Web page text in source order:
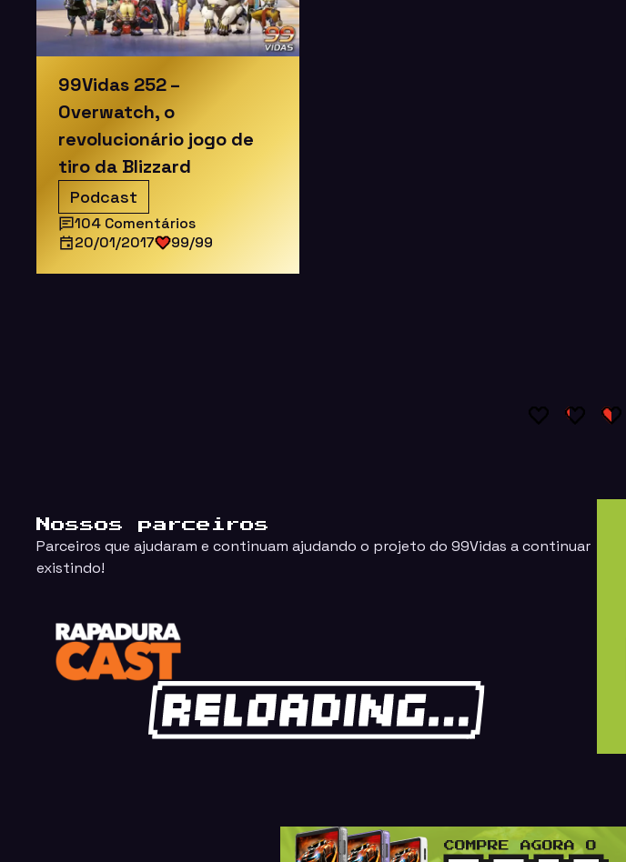
99Vidas 252 –
Overwatch, o
revolucionário jogo de
tiro da Blizzard
Podcast
104 Comentários
20/01/2017
99/99
Nossos parceiros
Parceiros que ajudaram e continuam ajudando o projeto do 99Vidas a continuar
existindo!